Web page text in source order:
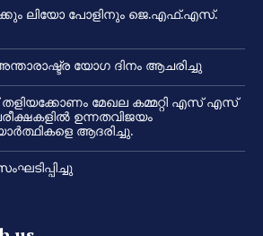
ലിയോ പോളിനും ജെ.എഫ്.എസ്.
യോഗ ദിനം ആചരിച്ചു
മേഖല കമ്മറ്റി എസ് എസ്
ഉന്നതവിജയം
ആദരിച്ചു.